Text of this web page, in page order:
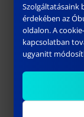
KÖZELGŐ
AUG
26
Szolgáltatásaink
érdekében az
oldalon. A
kapcsolatban
ugyanitt